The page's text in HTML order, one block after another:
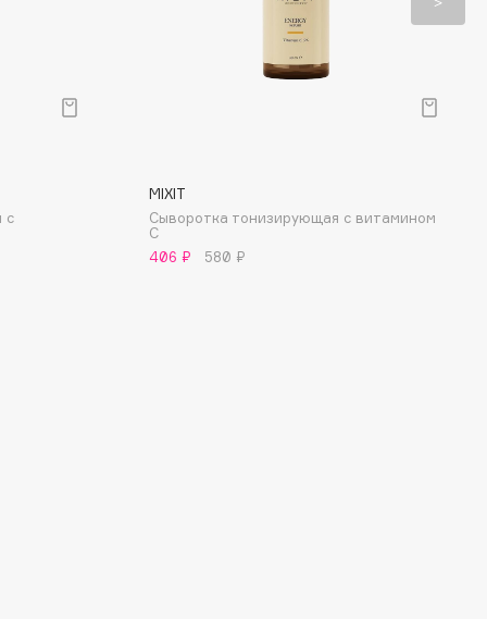
с
MIXIT
Сыворотка тонизирующая с витамином
С
406 ₽
580 ₽